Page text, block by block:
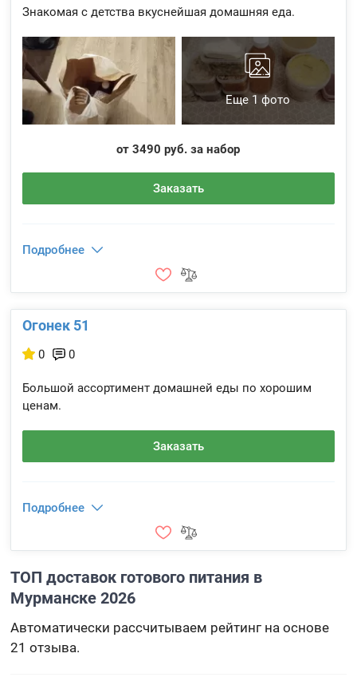
Знакомая с детства вкуснейшая домашняя еда.
Еще 1 фото
от 3490 руб. за набор
Заказать
Подробнее
Огонек 51
0 0
Большой ассортимент домашней еды по хорошим
ценам.
Заказать
Подробнее
ТОП доставок готового питания в
Мурманске 2026
Автоматически рассчитываем рейтинг на основе
21 отзыва.